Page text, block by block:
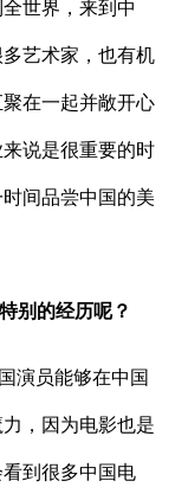
世界，来到中
艺术家，也有机
在一起并敞开心
说是很重要的时
间品尝中国的美
别的经历呢？
演员能够在中国
，因为电影也是
到很多中国电